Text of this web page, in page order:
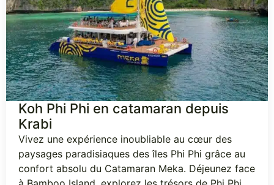
Koh Phi Phi en catamaran depuis
Krabi
Vivez une expérience inoubliable au cœur des
paysages paradisiaques des îles Phi Phi grâce au
confort absolu du Catamaran Meka. Déjeunez face